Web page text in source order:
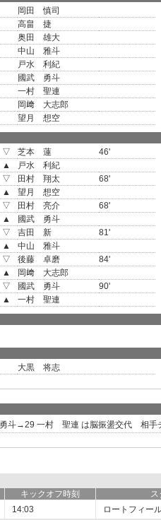
岡田 慎司
高畠 捷
奥田 雄大
中山 雅斗
戸水 利紀
國武 勇斗
一村 聖連
岡﨑 大志郎
望月 想空
▽
芝本 蓮
46'
▲
戸水 利紀
▽
田村 翔太
68'
▲
望月 想空
▽
田村 亮介
68'
▲
國武 勇斗
▽
吉田 新
81'
▲
中山 雅斗
▽
後藤 卓磨
84'
▲
岡﨑 大志郎
▽
國武 勇斗
90'
▲
一村 聖連
大黒 将志
斗→29 一村 聖連 は脳振盪交代 相手
キックオフ時刻
ス
14:03 ロートフィー